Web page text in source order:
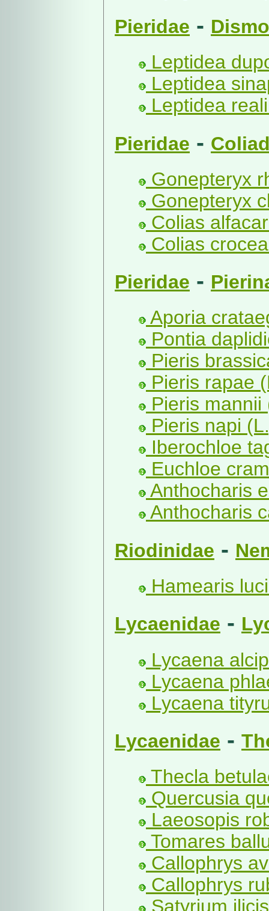
Pieridae -
Leptidea
Leptidea
Leptidea
Pieridae -
Gonepteryx
Gonepteryx
Colias
Colias
Pieridae -
Aporia
Pontia
Pieris
Pieris rapae
Pieris mannii
Pieris napi
Iberochloe
Euchloe
Anthocharis
Anthocharis
Riodinidae -
Hamearis
Lycaenidae -
Lycaena
Lycaena
Lycaena
Lycaenidae -
Thecla
Quercusia
Laeosopis
Tomares
Callophrys
Callophrys
Satyrium